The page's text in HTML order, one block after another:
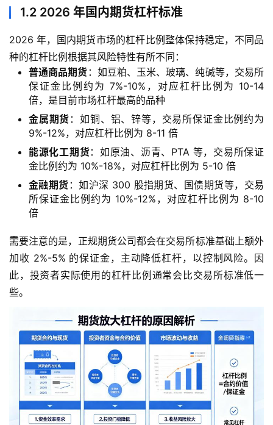
1.2 2026 年国内期货杠杆标准
2026 年，国内期货市场的杠杆比例整体保持稳定，不同品
种的杠杆比例根据其风险特性有所不同：
普通商品期货 ：如豆粕、玉米、玻璃、纯碱等，交易所
保证金比例约为 7%-10%，对应杠杆比例为 10-14
倍，是目前市场杠杆最高的品种
金属期货 ：如铜、铝、锌等，交易所保证金比例约为
9%-12%，对应杠杆比例为 8-11 倍
能源化工期货：如原油、沥青、PTA 等，交易所保证
金比例约为 10%-18%，对应杠杆比例为 5-10 倍
金融期货 ：如沪深 300 股指期货、国债期货等，交易
所保证金比例约为 10%-12%，对应杠杆比例为 8-10
倍
需要注意的是，正规期货公司都会在交易所标准基础上额外
加收 2%-5% 的保证金，主动降低杠杆，以控制风险。因
此，投资者实际使用的杠杆比例通常会比交易所标准低一
些。